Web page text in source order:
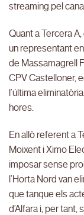
streaming pel
Quant a Tercera
un representant
de Massamagrell
CPV Castelloner,
l’última
hores.
En allò referent a
Moixent i Ximo
imposar sense
l’Horta Nord van
que tanque els
d’Alfara i, per tant,